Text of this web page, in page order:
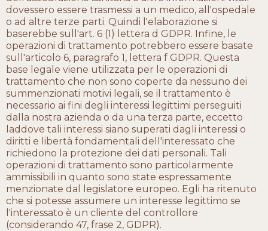
dovessero essere trasmessi a un medico, all'ospedale
o ad altre terze parti. Quindi l'elaborazione si
baserebbe sull'art. 6 (1) lettera d GDPR. Infine, le
operazioni di trattamento potrebbero essere basate
sull'articolo 6, paragrafo 1, lettera f GDPR. Questa
base legale viene utilizzata per le operazioni di
trattamento che non sono coperte da nessuno dei
summenzionati motivi legali, se il trattamento è
necessario ai fini degli interessi legittimi perseguiti
dalla nostra azienda o da una terza parte, eccetto
laddove tali interessi siano superati dagli interessi o
diritti e libertà fondamentali dell'interessato che
richiedono la protezione dei dati personali. Tali
operazioni di trattamento sono particolarmente
ammissibili in quanto sono state espressamente
menzionate dal legislatore europeo. Egli ha ritenuto
che si potesse assumere un interesse legittimo se
l'interessato è un cliente del controllore
(considerando 47, frase 2, GDPR).